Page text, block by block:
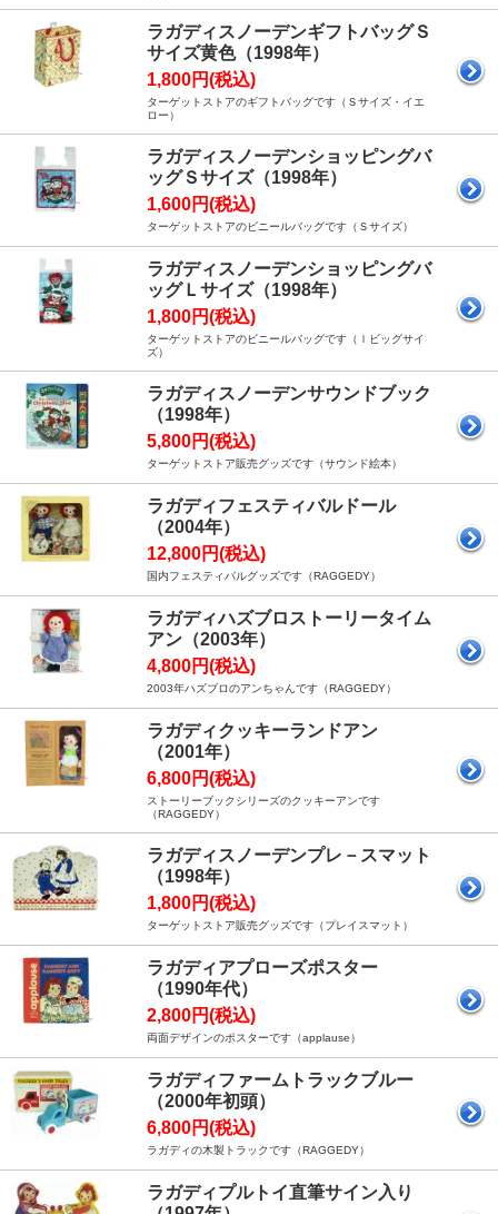
ラガディスノーデンギフトバッグＳ
サイズ黄色（1998年）
1,800円(税込)
ターゲットストアのギフトバッグです（Ｓサイズ・イエ
ロー）
ラガディスノーデンショッピングバ
ッグＳサイズ（1998年）
1,600円(税込)
ターゲットストアのビニールバッグです（Ｓサイズ）
ラガディスノーデンショッピングバ
ッグＬサイズ（1998年）
1,800円(税込)
ターゲットストアのビニールバッグです（ｌビッグサイ
ズ）
ラガディスノーデンサウンドブック
（1998年）
5,800円(税込)
ターゲットストア販売グッズです（サウンド絵本）
ラガディフェスティバルドール
（2004年）
12,800円(税込)
国内フェスティバルグッズです（RAGGEDY）
ラガディハズブロストーリータイム
アン（2003年）
4,800円(税込)
2003年ハズブロのアンちゃんです（RAGGEDY）
ラガディクッキーランドアン
（2001年）
6,800円(税込)
ストーリーブックシリーズのクッキーアンです
（RAGGEDY）
ラガディスノーデンプレ－スマット
（1998年）
1,800円(税込)
ターゲットストア販売グッズです（プレイスマット）
ラガディアプローズポスター
（1990年代）
2,800円(税込)
両面デザインのポスターです（applause）
ラガディファームトラックブルー
（2000年初頭）
6,800円(税込)
ラガディの木製トラックです（RAGGEDY）
ラガディプルトイ直筆サイン入り